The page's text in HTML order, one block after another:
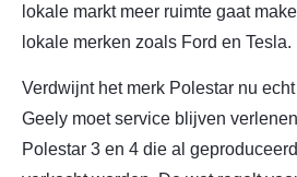
lokale markt meer ruimte gaat
lokale merken zoals Ford en Tesla.
Verdwijnt het merk Polestar nu
Geely moet service blijven
Polestar 3 en 4 die al